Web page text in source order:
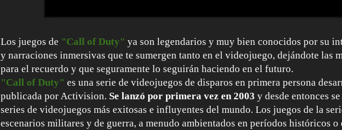
Los juegos de "Call of Duty" ya son legendarios y muy bien conocidos por su
y narraciones inmersivas que te sumergen tanto en el videojuego, dejándote las
para el recuerdo y que seguramente lo seguirán haciendo en el futuro.
"Call of Duty" es una serie de videojuegos de disparos en primera persona
publicada por Activision. Se lanzó por primera vez en 2003 y desde entonces
series de videojuegos más exitosas e influyentes del mundo. Los juegos de la
escenarios militares y de guerra, a menudo ambientados en períodos históricos